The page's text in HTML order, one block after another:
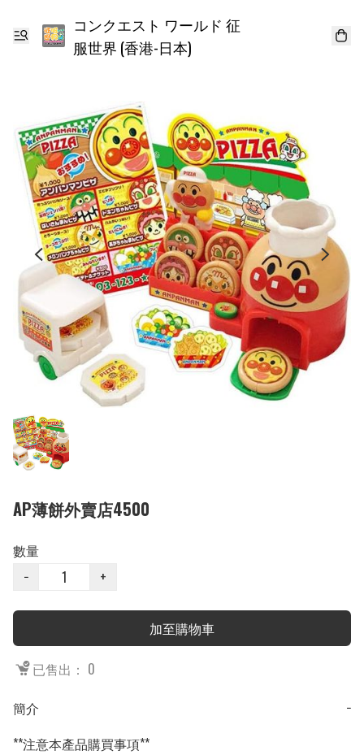
コンクエスト ワールド 征
服世界 (香港-日本)
AP薄餅外賣店4500
數量
−
+
加至購物車
已售出： 0
簡介
−
**注意本產品購買事項**